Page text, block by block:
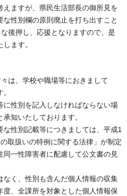
ますが、県民生活部長の御所見を
性別欄の原則廃止を打ち出すこと
後押し、応援となりますので、是
ます。
は、学校や職場等におきまして
に性別を記入しなければならない場
知いたしております。
性別記載等につきましては、平成1
取扱いの特例に関する法律」が制定
一性障害者に配慮して公文書の見
なく、性別も含んだ個人情報の収集
、全課所を対象とした個人情報保